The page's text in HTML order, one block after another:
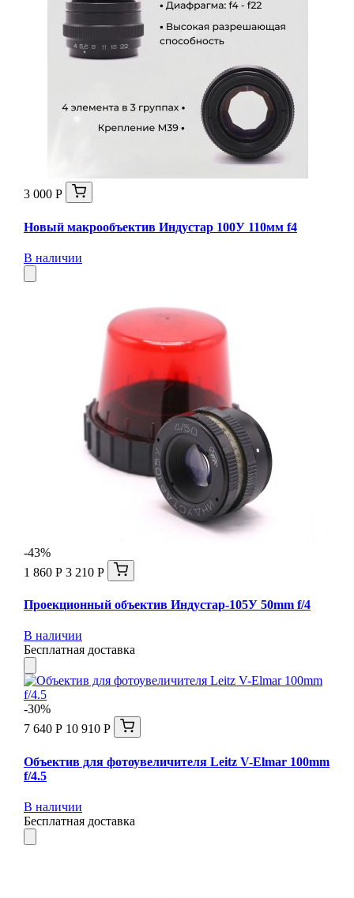
3 000 Р
Новый макрообъектив Индустар 100У 110мм f4
В наличии
-43%
1 860 Р 3 210 Р
Проекционный объектив Индустар-105У 50mm f/4
В наличии
Бесплатная доставка
-30%
7 640 Р 10 910 Р
Объектив для фотоувеличителя Leitz V-Elmar 100mm
f/4.5
В наличии
Бесплатная доставка